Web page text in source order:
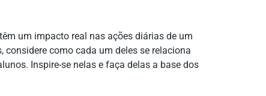
um impacto real nas ações diárias de um
como cada um deles se relaciona
Inspire-se nelas e faça delas a base dos